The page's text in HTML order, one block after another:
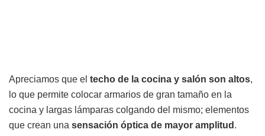
Apreciamos que el techo de la cocina y salón son altos,
lo que permite colocar armarios de gran tamaño en la
cocina y largas lámparas colgando del mismo; elementos
que crean una sensación óptica de mayor amplitud .